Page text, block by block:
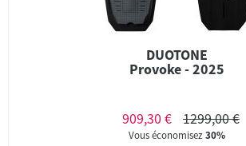
DUOTONE
Provoke - 2025
909,30 € 1299,00 €
Vous économisez30%